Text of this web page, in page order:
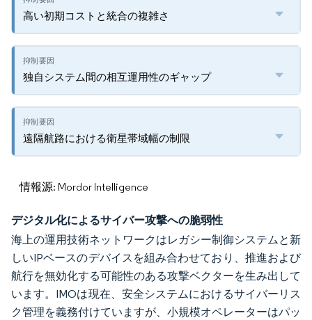
高い初期コストと統合の複雑さ
独自システム間の相互運用性のギャップ
遠隔航路における衛星帯域幅の制限
情報源: Mordor Intelligence
デジタル化によるサイバー攻撃への脆弱性
海上の運用技術ネットワークはレガシー制御システムと新
しいIPベースのデバイスを組み合わせており、推進および
航行を無効化する可能性のある攻撃ベクターを生み出して
います。IMOは現在、安全システムにおけるサイバーリス
ク管理を義務付けていますが、小規模オペレーターはパッ